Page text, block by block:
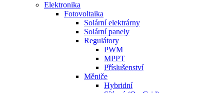
Elektronika
Fotovoltaika
Solární elektrárny
Solární panely
Regulátory
PWM
MPPT
Příslušenství
Měniče
Hybridní